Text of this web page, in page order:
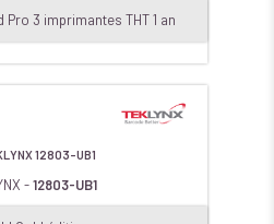
Pro 3 imprimantes THT 1 an
-12803-UB1